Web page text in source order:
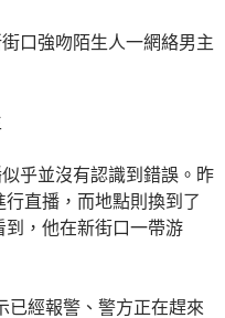
口強吻陌生人一網絡男主
乎並沒有認識到錯誤。昨
直播，而地點則換到了
，他在新街口一帶游
已經報警、警方正在趕來